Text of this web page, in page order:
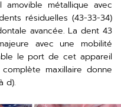
métallique avec
résiduelles (43-33-34)
avancée. La dent 43
avec une mobilité
le port de cet appareil
maxillaire donne
d).